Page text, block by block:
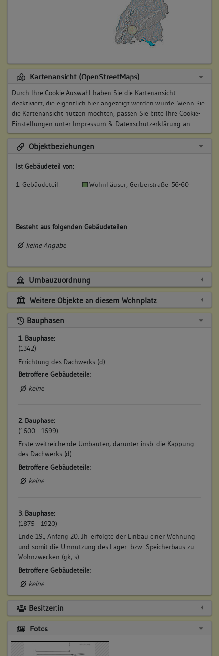
Kartenansicht (OpenStreetMaps)
Durch Ihre Cookie-Auswahl haben Sie die Kartenansicht
deaktiviert, die eigentlich hier angezeigt werden würde. Wenn Sie
die Kartenansicht nutzen möchten, passen Sie bitte Ihre Cookie-
Einstellungen unter Impressum & Datenschutzerklärung an.
Objektbeziehungen
Ist Gebäudeteil von:
1. Gebäudeteil: Wohnhäuser, Gerberstraße 56-60
Besteht aus folgenden Gebäudeteilen:
keine Angabe
Umbauzuordnung
Weitere Objekte an diesem Wohnplatz
Bauphasen
1. Bauphase:
(1342)
Errichtung des Dachwerks (d).
Betroffene Gebäudeteile:
keine
2. Bauphase:
(1600 - 1699)
Erste weitreichende Umbauten, darunter insb. die Kappung
des Dachwerks (d).
Betroffene Gebäudeteile:
keine
3. Bauphase:
(1875 - 1920)
Ende 19., Anfang 20. Jh. erfolgte der Einbau einer Wohnung
und somit die Umnutzung des Lager- bzw. Speicherbaus zu
Wohnzwecken (gk, s).
Betroffene Gebäudeteile:
keine
Besitzer:in
Fotos